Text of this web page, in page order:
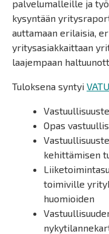
palvelumalleille ja
kysyntään
auttamaan erilaisia,
yritysasiakkaittaan
laajempaan
Tuloksena syntyi
Opas
kehittämisen
toimiville
huomioiden